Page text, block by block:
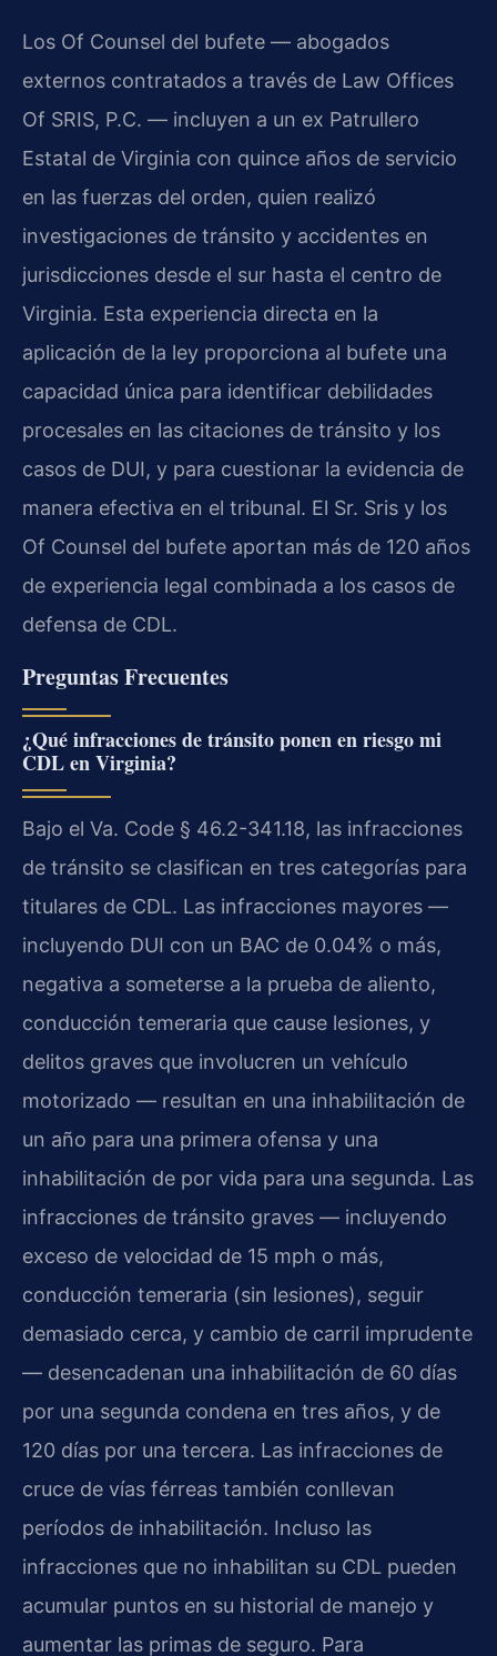
Los Of Counsel del bufete — abogados
externos contratados a través de Law Offices
Of SRIS, P.C. — incluyen a un ex Patrullero
Estatal de Virginia con quince años de servicio
en las fuerzas del orden, quien realizó
investigaciones de tránsito y accidentes en
jurisdicciones desde el sur hasta el centro de
Virginia. Esta experiencia directa en la
aplicación de la ley proporciona al bufete una
capacidad única para identificar debilidades
procesales en las citaciones de tránsito y los
casos de DUI, y para cuestionar la evidencia de
manera efectiva en el tribunal. El Sr. Sris y los
Of Counsel del bufete aportan más de 120 años
de experiencia legal combinada a los casos de
defensa de CDL.
Preguntas Frecuentes
¿Qué infracciones de tránsito ponen en riesgo mi
CDL en Virginia?
Bajo el Va. Code § 46.2-341.18, las infracciones
de tránsito se clasifican en tres categorías para
titulares de CDL. Las infracciones mayores —
incluyendo DUI con un BAC de 0.04% o más,
negativa a someterse a la prueba de aliento,
conducción temeraria que cause lesiones, y
delitos graves que involucren un vehículo
motorizado — resultan en una inhabilitación de
un año para una primera ofensa y una
inhabilitación de por vida para una segunda. Las
infracciones de tránsito graves — incluyendo
exceso de velocidad de 15 mph o más,
conducción temeraria (sin lesiones), seguir
demasiado cerca, y cambio de carril imprudente
— desencadenan una inhabilitación de 60 días
por una segunda condena en tres años, y de
120 días por una tercera. Las infracciones de
cruce de vías férreas también conllevan
períodos de inhabilitación. Incluso las
infracciones que no inhabilitan su CDL pueden
acumular puntos en su historial de manejo y
aumentar las primas de seguro. Para